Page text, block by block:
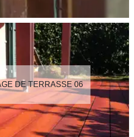
DE TERRASSE 06